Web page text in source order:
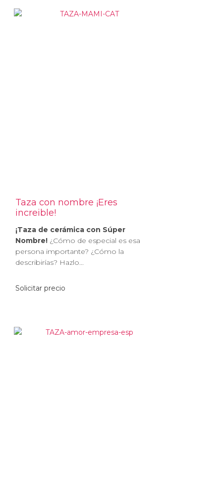
Taza con nombre ¡Eres
increible!
¡Taza de cerámica con Súper
Nombre! ¿Cómo de especial es esa
persona importante? ¿Cómo la
describirías? Hazlo...
Solicitar precio